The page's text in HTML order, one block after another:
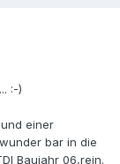
:-)
einer
bar in die
Baujahr 06,rein.